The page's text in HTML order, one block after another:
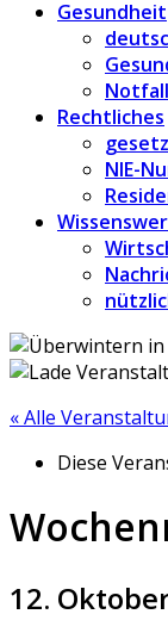
Gesundheit
Rechtliches
NIE-
« Alle
Diese
12.